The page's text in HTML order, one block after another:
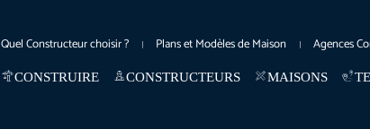
Quel Constructeur choisir ? Plans et Modèles de Maison Agences
CONSTRUIRE CONSTRUCTEURS MAISONS